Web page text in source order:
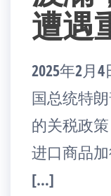
遭遇
2025年2月
国总统特
的关税政
进口商品
[…]